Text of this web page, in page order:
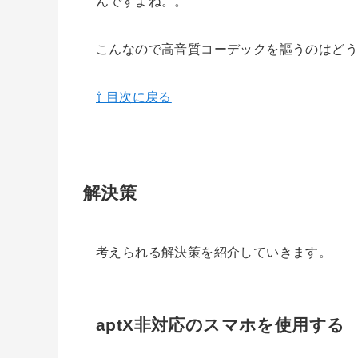
こんなので高音質コーデックを謳うのはど
⇧ 目次に戻る
解決策
考えられる解決策を紹介していきます。
aptX非対応のスマホを使用する